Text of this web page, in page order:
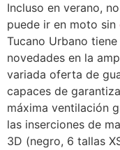
Incluso en verano,
puede ir en moto sin
Tucano Urbano
novedades en la
variada oferta de
capaces de
máxima ventilación
las inserciones de
3D (negro, 6 tallas